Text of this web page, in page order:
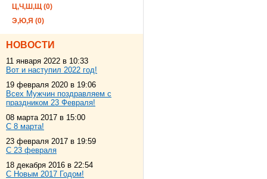
Ц,Ч,Ш,Щ (0)
Э,Ю,Я (0)
НОВОСТИ
11 января 2022 в 10:33
Вот и наступил 2022 год!
19 февраля 2020 в 19:06
Всех Мужчин поздравляем с
праздником 23 Февраля!
08 марта 2017 в 15:00
С 8 марта!
23 февраля 2017 в 19:59
С 23 февраля
18 декабря 2016 в 22:54
С Новым 2017 Годом!